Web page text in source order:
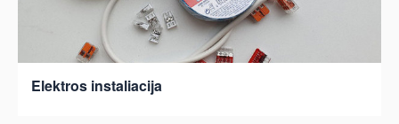
Elektros instaliacija